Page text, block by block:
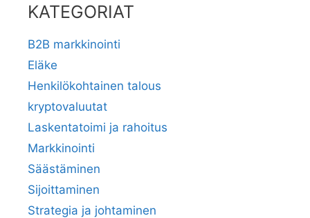
KATEGORIAT
B2B markkinointi
Eläke
Henkilökohtainen talous
kryptovaluutat
Laskentatoimi ja rahoitus
Markkinointi
Säästäminen
Sijoittaminen
Strategia ja johtaminen